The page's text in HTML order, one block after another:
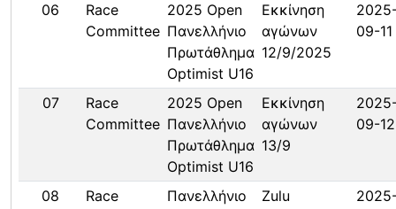
06
Race
Committee
2025 Open
Πανελλήνιο
Πρωτάθλημα
Optimist U16
Εκκίνηση
αγώνων
12/9/2025
09-11
07
Race
Committee
2025 Open
Πανελλήνιο
Πρωτάθλημα
Optimist U16
Εκκίνηση
αγώνων
13/9
09-12
08
Race
Πανελλήνιο
Zulu